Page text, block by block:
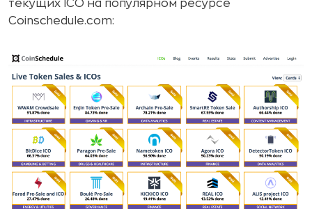
текущих ICO на популярном ресурсе
Coinschedule.com: